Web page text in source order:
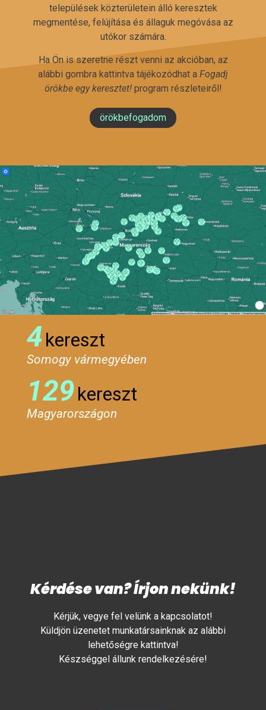
települések közterületein álló keresztek
megmentése, felújítása és állaguk megóvása az
utókor számára.
Ha Ön is szeretne részt venni az akcióban, az
alábbi gombra kattintva tájékozódhat a Fogadj
örökbe egy keresztet!program részleteiről!
örökbefogadom
4kereszt
Somogy vármegyében
129kereszt
Magyarországon
Kérdése van? Írjon nekünk!
Kérjük, vegye fel velünk a kapcsolatot!
Küldjön üzenetet munkatársainknak az alábbi
lehetőségre kattintva!
Készséggel állunk rendelkezésére!